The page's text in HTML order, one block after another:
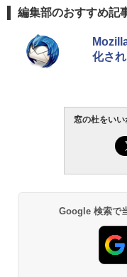
生
￥
b
￥
方
に
め
￥
続
書
し
る
ブ
ン
週
編集部のおすすめ記
化さ
窓の杜をい
Google 検索で